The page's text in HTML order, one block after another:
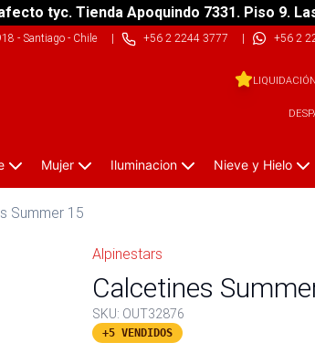
afecto tyc. Tienda Apoquindo 7331. Piso 9.
- Santiago - Chile| +56 2 2244 3777 | +56 2
LIQUIDACIÓN
Mujer Iluminacion Nieve y Hielo
Summer 15
Alpinestars
Calcetines
SKU: OUT32876
+5 VENDIDOS